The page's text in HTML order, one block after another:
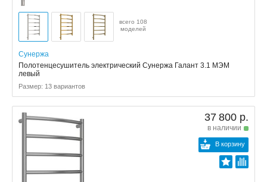
всего 108
моделей
Сунержа
Полотенцесушитель электрический Сунержа Галант 3.1 МЭМ
левый
Размер: 13 вариантов
37 800 р.
в наличии
В корзину